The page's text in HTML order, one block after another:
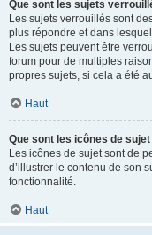
Que sont les sujets
Les sujets verrouillés sont
plus répondre et dans
Les sujets peuvent être
forum pour de multiples
propres sujets, si cela a été
Haut
Que sont les icônes de sujet
Les icônes de sujet sont de
d’illustrer le contenu de son
fonctionnalité.
Haut